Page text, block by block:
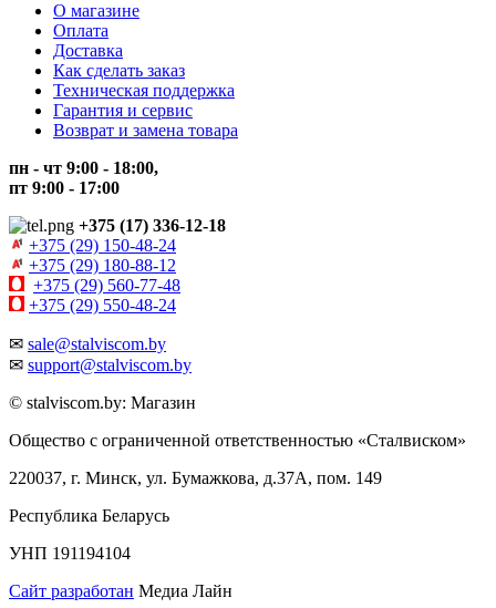
О магазине
Оплата
Доставка
Как сделать заказ
Техническая поддержка
Гарантия и сервис
Возврат и замена товара
пн - чт 9:00 - 18:00,
пт 9:00 - 17:00
+375 (17) 336-12-18
+375 (29) 150-48-24
+375 (29) 180-88-12
+375 (29) 560-77-48
+375 (29) 550-48-24
✉ sale@stalviscom.by
✉ support@stalviscom.by
© stalviscom.by: Магазин
Общество с ограниченной ответственностью «Сталвиском»
220037, г. Минск, ул. Бумажкова, д.37А, пом. 149
Республика Беларусь
УНП 191194104
Сайт разработан Медиа Лайн